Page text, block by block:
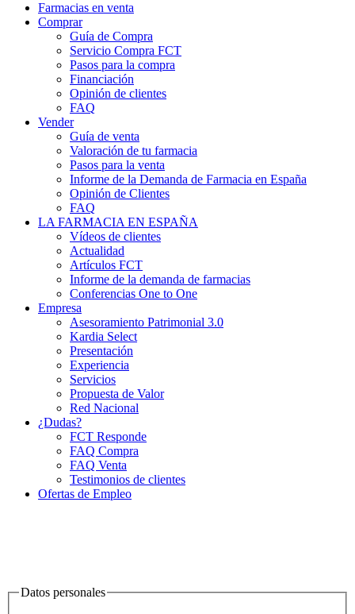
Farmacias en venta
Comprar
Guía de Compra
Servicio Compra FCT
Pasos para la compra
Financiación
Opinión de clientes
FAQ
Vender
Guía de venta
Valoración de tu farmacia
Pasos para la venta
Informe de la Demanda de Farmacia en España
Opinión de Clientes
FAQ
LA FARMACIA EN ESPAÑA
Vídeos de clientes
Actualidad
Artículos FCT
Informe de la demanda de farmacias
Conferencias One to One
Empresa
Asesoramiento Patrimonial 3.0
Kardia Select
Presentación
Experiencia
Servicios
Propuesta de Valor
Red Nacional
¿Dudas?
FCT Responde
FAQ Compra
FAQ Venta
Testimonios de clientes
Ofertas de Empleo
Datos personales